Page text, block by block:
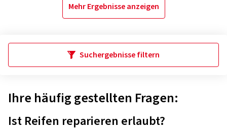
Mehr Ergebnisse anzeigen
Suchergebnisse filtern
Ihre häufig gestellten Fragen:
Ist Reifen reparieren erlaubt?